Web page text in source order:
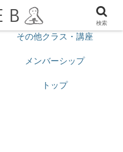
今月の予定
その他クラス・講座
メンバーシップ
トップ
検索